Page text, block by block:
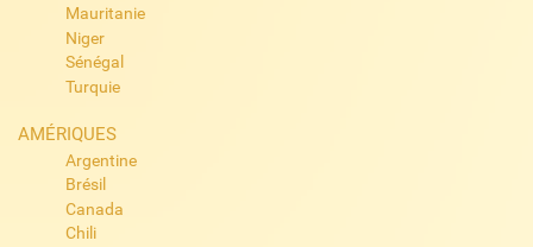
Mauritanie
Niger
Sénégal
Turquie
AMÉRIQUES
Argentine
Brésil
Canada
Chili